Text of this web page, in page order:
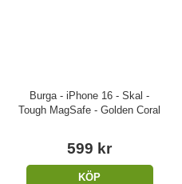
Burga - iPhone 16 - Skal -
Tough MagSafe - Golden Coral
599 kr
KÖP